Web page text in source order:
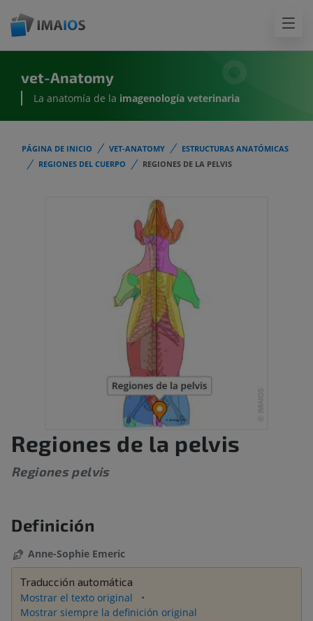
vet-Anatomy
La anatomía de la imagenología veterinaria
PÁGINA DE INICIO VET-ANATOMY
ESTRUCTURAS ANATÓMICAS
REGIONES DEL CUERPO
REGIONES DE LA PELVIS
Regiones de la pelvis
Regiones pelvis
Definición
Anne-Sophie Emeric
Traducción automática
Mostrar el texto original
Mostrar siempre la definición original